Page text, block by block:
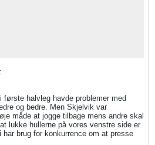
halvleg havde problemer med
og bedre. Men Skjelvik var
måde at jogge tilbage mens andre skal
lukke hullerne på vores venstre side er
brug for konkurrence om at presse